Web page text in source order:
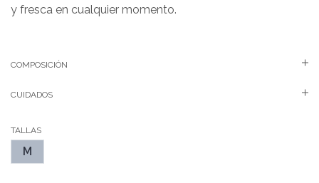
y fresca en cualquier momento.
COMPOSICIÓN
CUIDADOS
TALLAS
M